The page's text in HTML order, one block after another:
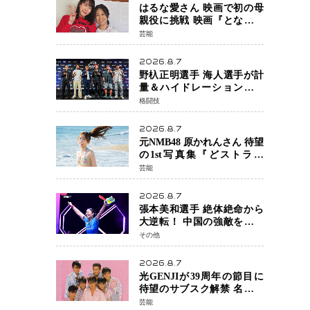
はるな愛さん 映画で初の母
親役に挑戦 映画『となりの
とらんす少女ちゃん』11月7
日公開 未来の自分との対話
を描く注目作
芸能
2026.8.7
野杁正明選手 海人選手が計
量＆ハイドレーションテス
トをクリア「ONE
SAMURAI 2」決戦へ万全の
準備整う
格闘技
2026.8.7
元NMB48 原かれんさん 待望
の1st写真集『どストライ
ク』発売決定 バリで魅せる
25歳の新境地
芸能
2026.8.7
張本美和選手 絶体絶命から
大逆転！ 中国の強敵を撃破
しWTT横浜でベスト8進出
その他
2026.8.7
光GENJIが39周年の節目に
待望のサブスク解禁 名曲の
数々がデジタル配信へ 40周
芸能